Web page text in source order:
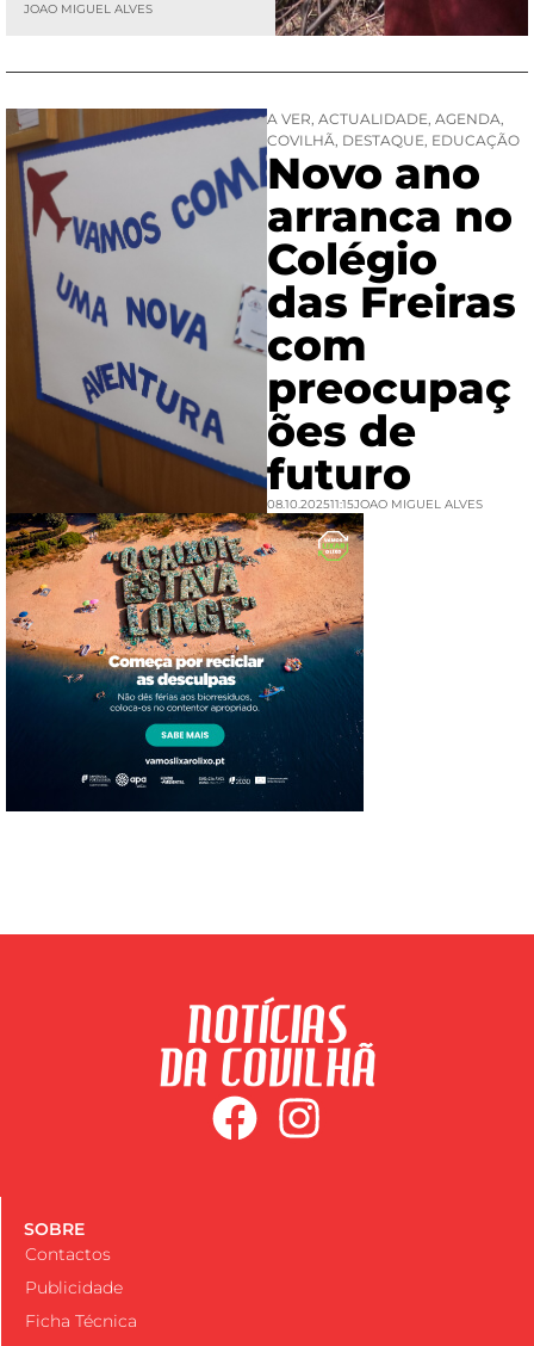
JOAO MIGUEL ALVES
A VER, ACTUALIDADE, AGENDA,
COVILHÃ, DESTAQUE, EDUCAÇÃO
Novo ano
arranca no
Colégio
das Freiras
com
preocupaç
ões de
futuro
08.10.202511:15JOAO MIGUEL ALVES
SOBRE
Contactos
Publicidade
Ficha Técnica